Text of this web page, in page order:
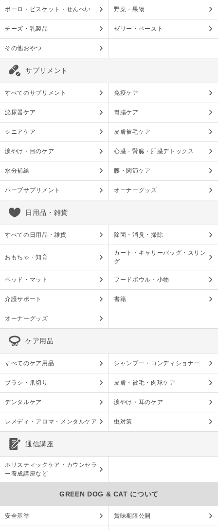
ボーロ・ビスケット・せんべい 野菜・果物
チーズ・乳製品 ゼリー・ペースト
その他おやつ
サプリメント
すべてのサプリメント 免疫ケア
泌尿器ケア 胃腸ケア
シニアケア 皮膚被毛ケア
涙やけ・目のケア 心臓・腎臓・肝臓デトックス
水分補給 腰・関節ケア
ハーブサプリメント オーナーグッズ
日用品・雑貨
すべての日用品・雑貨 除菌・消臭・掃除
おもちゃ・知育
カート・キャリーバッグ・スリン
グ
ベッド・マット フードボウル・小物
介護サポート 書籍
オーナーグッズ
ケア用品
すべてのケア用品 シャンプー・コンディショナー
ブラシ・爪切り 皮膚・被毛・肉球ケア
デンタルケア 涙やけ・耳のケア
レメディ・アロマ・メンタルケア 虫対策
通信講座
ホリスティックケア・カウンセラ
ー養成講座など
GREEN DOG & CAT について
安全基準 賞味期限公開